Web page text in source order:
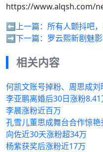
https://www.alqsh.com/
⬅️上一篇： 所有人颤抖吧
➡️下一篇： 罗云熙新剧魅
相关内容
何凯文账号掉粉、周思成刘
李亚鹏离婚后30日涨粉
李晨涨粉近百万
孔雪儿董思成舞台合作惊艳
向佐近30天涨粉超34万
杨紫获奖后涨粉近17万